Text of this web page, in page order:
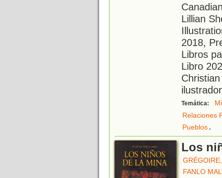
Lillian
2018,
Libros
Libro
ilustrador
Temática:
Relaciones
Pueblos.
Los
FANLO